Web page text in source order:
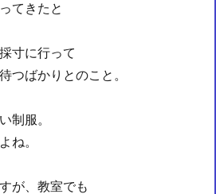
てきたと
寸に行って
つばかりとのこと。
制服。
ね。
が、教室でも